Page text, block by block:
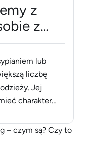
z
z
lub
liczbę
Jej
charakter
czynników
rytmu